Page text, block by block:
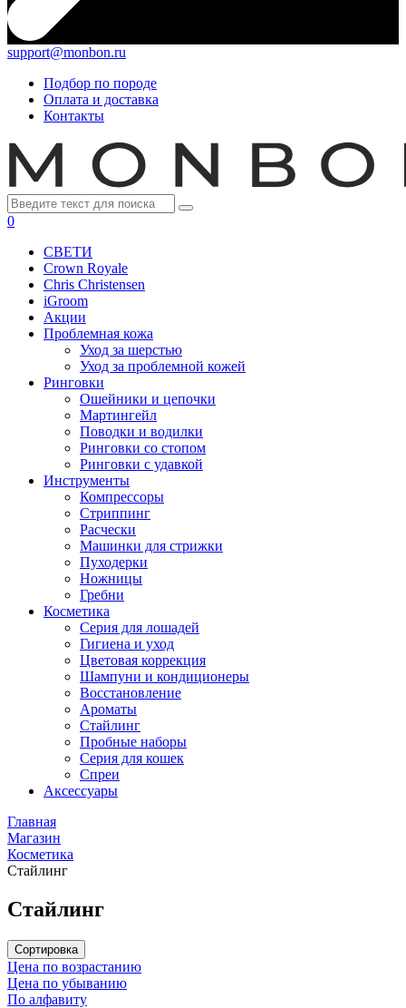
support@monbon.ru
Подбор по породе
Оплата и доставка
Контакты
0
СВЕТИ
Crown Royale
Chris Christensen
iGroom
Акции
Проблемная кожа
Уход за шерстью
Уход за проблемной кожей
Ринговки
Ошейники и цепочки
Мартингейл
Поводки и водилки
Ринговки со стопом
Ринговки с удавкой
Инструменты
Компрессоры
Стриппинг
Расчески
Машинки для стрижки
Пуходерки
Ножницы
Гребни
Косметика
Серия для лошадей
Гигиена и уход
Цветовая коррекция
Шампуни и кондиционеры
Восстановление
Ароматы
Стайлинг
Пробные наборы
Серия для кошек
Спреи
Аксессуары
Главная
Магазин
Косметика
Стайлинг
Стайлинг
Сортировка
Цена по возрастанию
Цена по убыванию
По алфавиту